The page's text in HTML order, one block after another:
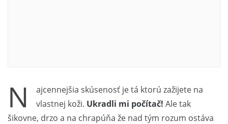
N
ajcennejšia skúsenosť je tá ktorú zažijete na
vlastnej koži. Ukradli mi počítač! Ale tak
šikovne, drzo a na chrapúňa že nad tým rozum ostáva